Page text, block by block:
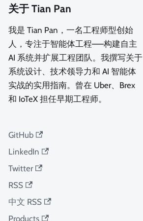
关于 Tian Pan
我是 Tian Pan，一名工程师型创始
人，专注于智能体工程——构建自主
AI 系统并扩展工程团队。我撰写关于
系统设计、技术领导力和 AI 智能体
实战的实用指南。曾在 Uber、Brex
和 IoTeX 担任早期工程师。
GitHub
LinkedIn
Twitter
RSS
中文 RSS
Products